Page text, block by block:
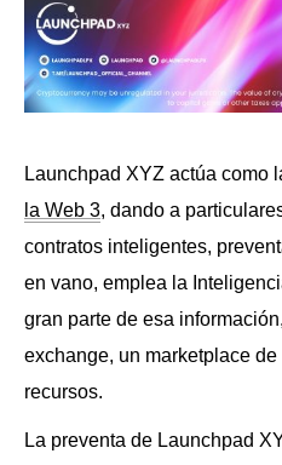
Launchpad XYZ actúa como
la Web 3, dando a
contratos inteligentes,
en vano, emplea la
gran parte de esa
exchange, un marketplace
recursos.
La preventa de Launchpad